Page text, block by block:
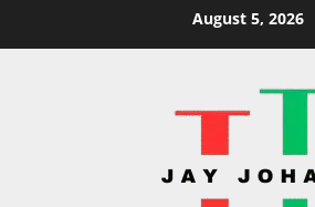
to
August 5, 2026